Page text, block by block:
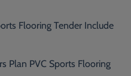
Flooring Tender Include
Plan PVC Sports Flooring